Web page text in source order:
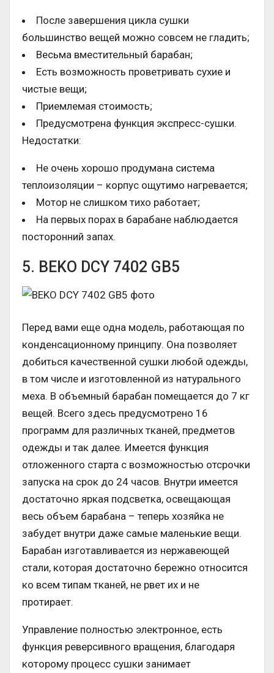
После завершения цикла сушки
большинство вещей можно совсем не гладить;
Весьма вместительный барабан;
Есть возможность проветривать сухие и
чистые вещи;
Приемлемая стоимость;
Предусмотрена функция экспресс-сушки.
Недостатки:
Не очень хорошо продумана система
теплоизоляции – корпус ощутимо нагревается;
Мотор не слишком тихо работает;
На первых порах в барабане наблюдается
посторонний запах.
5. BEKO DCY 7402 GB5
Перед вами еще одна модель, работающая по
конденсационному принципу. Она позволяет
добиться качественной сушки любой одежды,
в том числе и изготовленной из натурального
меха. В объемный барабан помещается до 7 кг
вещей. Всего здесь предусмотрено 16
программ для различных тканей, предметов
одежды и так далее. Имеется функция
отложенного старта с возможностью отсрочки
запуска на срок до 24 часов. Внутри имеется
достаточно яркая подсветка, освещающая
весь объем барабана – теперь хозяйка не
забудет внутри даже самые маленькие вещи.
Барабан изготавливается из нержавеющей
стали, которая достаточно бережно относится
ко всем типам тканей, не рвет их и не
протирает.
Управление полностью электронное, есть
функция реверсивного вращения, благодаря
которому процесс сушки занимает